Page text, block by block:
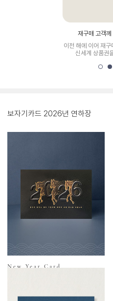
재구매 고객께
이전 해에 이어 재구
신세계 상품권
보자기카드 2026년 연하장
New Year Card